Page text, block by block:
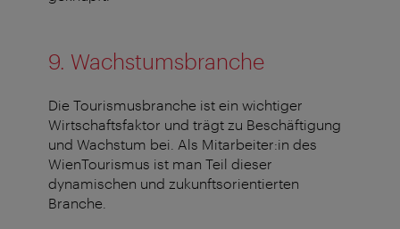
9. Wachstumsbranche
Die Tourismusbranche ist ein wichtiger
Wirtschaftsfaktor und trägt zu Beschäftigung
und Wachstum bei. Als Mitarbeiter:in des
WienTourismus ist man Teil dieser
dynamischen und zukunftsorientierten
Branche.